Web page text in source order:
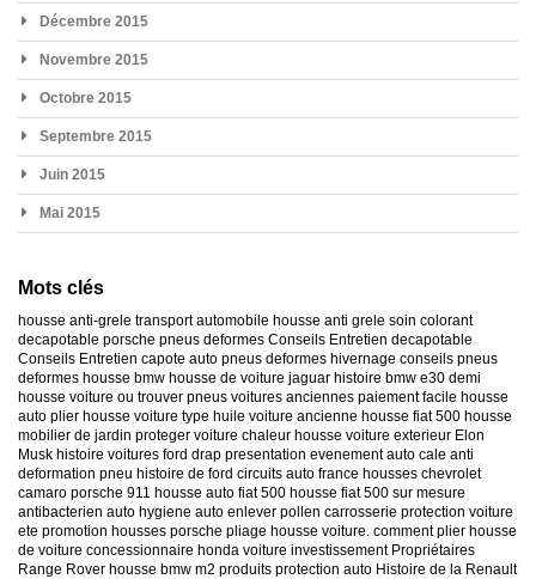
Décembre 2015
Novembre 2015
Octobre 2015
Septembre 2015
Juin 2015
Mai 2015
Mots clés
housse anti-grele transport automobile housse anti grele soin colorant
decapotable porsche pneus deformes Conseils Entretien decapotable
Conseils Entretien capote auto pneus deformes hivernage conseils pneus
deformes housse bmw housse de voiture jaguar histoire bmw e30 demi
housse voiture ou trouver pneus voitures anciennes paiement facile housse
auto plier housse voiture type huile voiture ancienne housse fiat 500 housse
mobilier de jardin proteger voiture chaleur housse voiture exterieur Elon
Musk histoire voitures ford drap presentation evenement auto cale anti
deformation pneu histoire de ford circuits auto france housses chevrolet
camaro porsche 911 housse auto fiat 500 housse fiat 500 sur mesure
antibacterien auto hygiene auto enlever pollen carrosserie protection voiture
ete promotion housses porsche pliage housse voiture. comment plier housse
de voiture concessionnaire honda voiture investissement Propriétaires
Range Rover housse bmw m2 produits protection auto Histoire de la Renault